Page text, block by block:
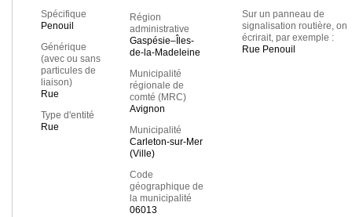
Spécifique
Penouil
Générique
(avec ou sans
particules de
liaison)
Rue
Type d'entité
Rue
Région
administrative
Gaspésie–Îles-
de-la-Madeleine
Municipalité
régionale de
comté (MRC)
Avignon
Municipalité
Carleton-sur-Mer
(Ville)
Code
géographique de
la municipalité
06013
Sur un panneau de
signalisation routière, on
écrirait, par exemple :
Rue Penouil